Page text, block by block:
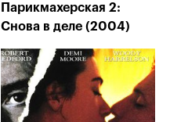
Парикмахерская 2:
Снова в деле (2004)